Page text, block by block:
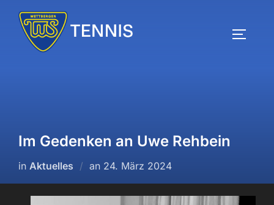
Inhalt
springen
Im Gedenken an Uwe Rehbein
in Aktuelles an Veröffentlicht
am
24. März 2024